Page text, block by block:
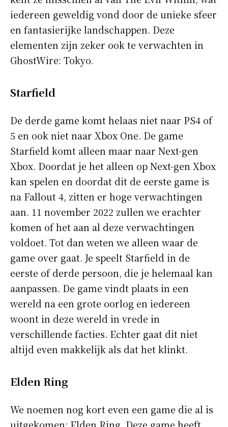
iedereen geweldig vond door de unieke sfeer
en fantasierijke landschappen. Deze
elementen zijn zeker ook te verwachten in
GhostWire: Tokyo.
Starfield
De derde game komt helaas niet naar PS4 of
5 en ook niet naar Xbox One. De game
Starfield komt alleen maar naar Next-gen
Xbox. Doordat je het alleen op Next-gen Xbox
kan spelen en doordat dit de eerste game is
na Fallout 4, zitten er hoge verwachtingen
aan. 11 november 2022 zullen we erachter
komen of het aan al deze verwachtingen
voldoet. Tot dan weten we alleen waar de
game over gaat. Je speelt Starfield in de
eerste of derde persoon, die je helemaal kan
aanpassen. De game vindt plaats in een
wereld na een grote oorlog en iedereen
woont in deze wereld in vrede in
verschillende facties. Echter gaat dit niet
altijd even makkelijk als dat het klinkt.
Elden Ring
We noemen nog kort even een game die al is
uitgekomen: Elden Ring. Deze game heeft